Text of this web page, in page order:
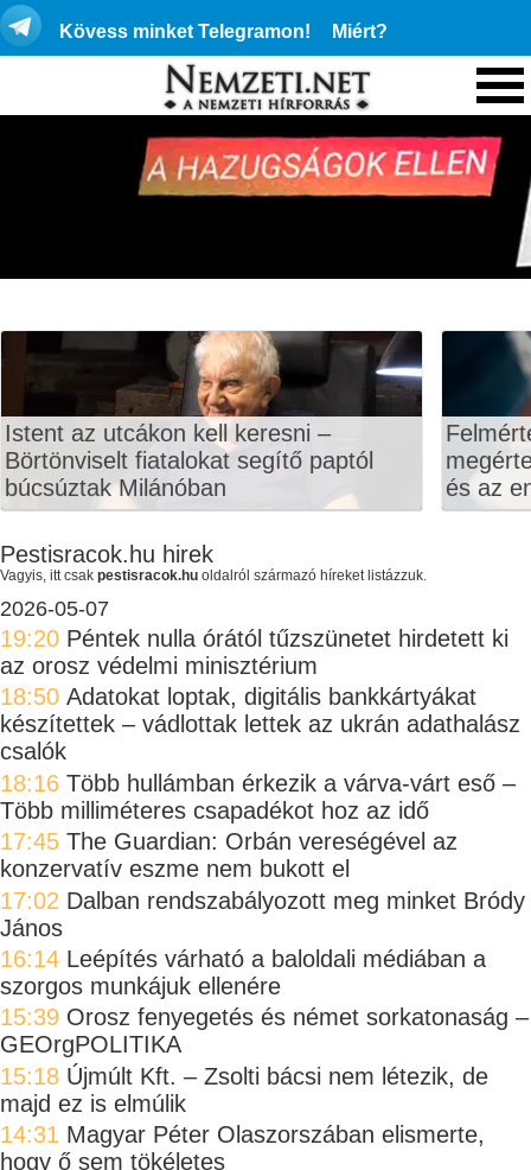
Kövess minket Telegramon! Miért?
Istent az utcákon kell keresni –
Börtönviselt fiatalokat segítő paptól
búcsúztak Milánóban
és az
Pestisracok.hu hirek
Vagyis, itt csak pestisracok.hu oldalról származó híreket listázzuk.
2026-05-07
19:20 Péntek nulla órától tűzszünetet hirdetett ki
az orosz védelmi minisztérium
18:50 Adatokat loptak, digitális bankkártyákat
készítettek – vádlottak lettek az ukrán adathalász
csalók
18:16 Több hullámban érkezik a várva-várt eső –
Több milliméteres csapadékot hoz az idő
17:45 The Guardian: Orbán vereségével az
konzervatív eszme nem bukott el
17:02 Dalban rendszabályozott meg minket Bródy
János
16:14 Leépítés várható a baloldali médiában a
szorgos munkájuk ellenére
15:39 Orosz fenyegetés és német sorkatonaság –
GEOrgPOLITIKA
15:18 Újmúlt Kft. – Zsolti bácsi nem létezik, de
majd ez is elmúlik
14:31 Magyar Péter Olaszorszában elismerte,
hogy ő sem tökéletes